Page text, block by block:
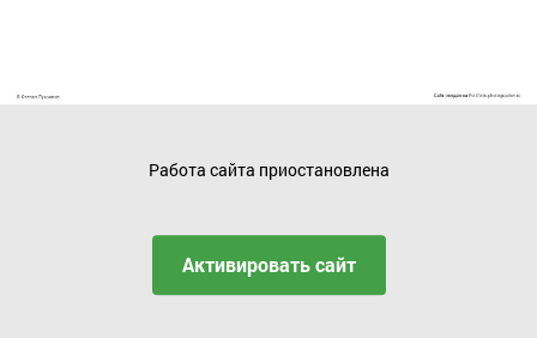
Работа сайта приостановлена
Активировать сайт